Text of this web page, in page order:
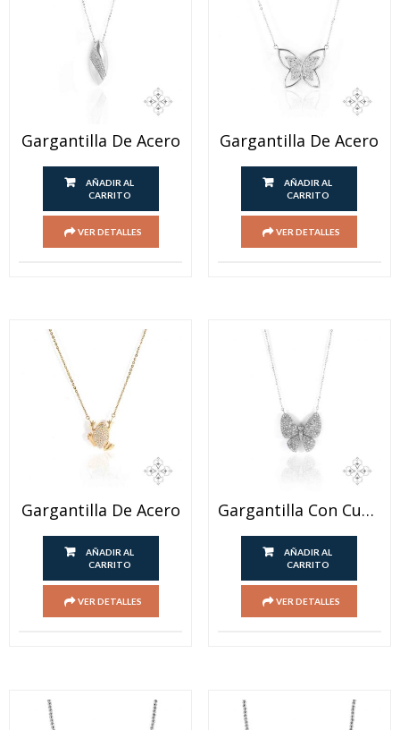
Gargantilla De Acero
AÑADIR AL
CARRITO
VER DETALLES
Gargantilla De Acero
AÑADIR AL
CARRITO
VER DETALLES
Gargantilla De Acero
AÑADIR AL
CARRITO
VER DETALLES
Gargantilla Con Cubic Y Colgante Mariposa
AÑADIR AL
CARRITO
VER DETALLES